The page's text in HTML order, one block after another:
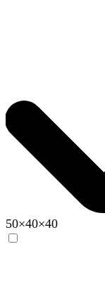
50×40×40